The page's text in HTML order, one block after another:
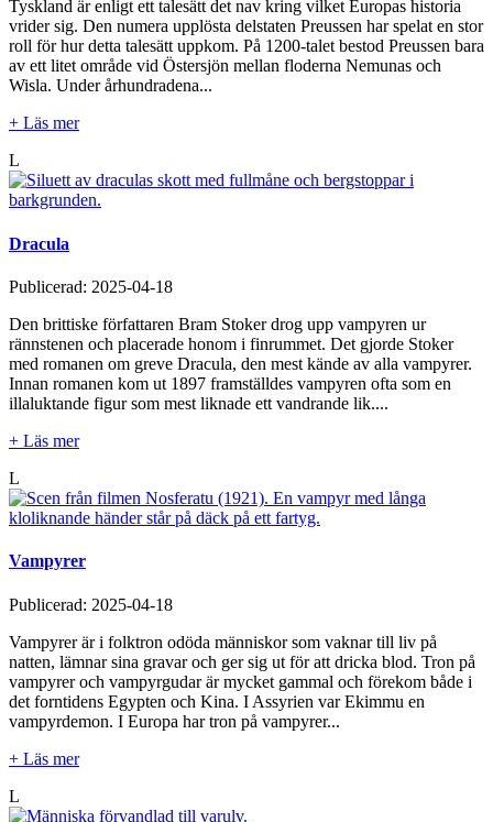
Tyskland är enligt ett talesätt det nav kring vilket Europas historia
vrider sig. Den numera upplösta delstaten Preussen har spelat en stor
roll för hur detta talesätt uppkom. På 1200-talet bestod Preussen bara
av ett litet område vid Östersjön mellan floderna Nemunas och
Wisla. Under århundradena...
+ Läs mer
L
Dracula
Publicerad: 2025-04-18
Den brittiske författaren Bram Stoker drog upp vampyren ur
rännstenen och placerade honom i finrummet. Det gjorde Stoker
med romanen om greve Dracula, den mest kände av alla vampyrer.
Innan romanen kom ut 1897 framställdes vampyren ofta som en
illaluktande figur som mest liknade ett vandrande lik....
+ Läs mer
L
Vampyrer
Publicerad: 2025-04-18
Vampyrer är i folktron odöda människor som vaknar till liv på
natten, lämnar sina gravar och ger sig ut för att dricka blod. Tron på
vampyrer och vampyrgudar är mycket gammal och förekom både i
det forntidens Egypten och Kina. I Assyrien var Ekimmu en
vampyrdemon. I Europa har tron på vampyrer...
+ Läs mer
L